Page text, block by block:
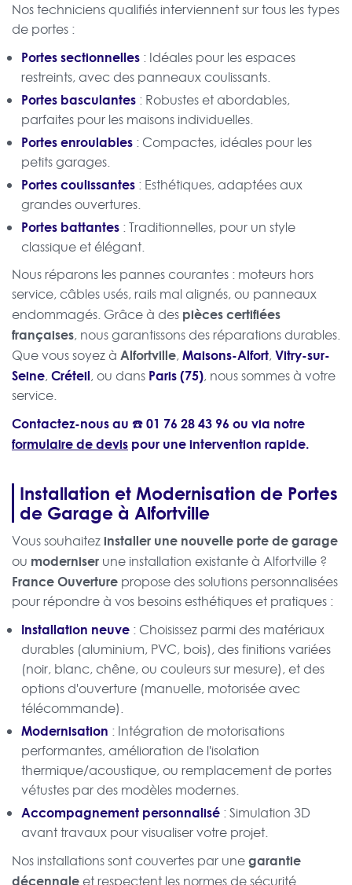
Nos techniciens qualifiés interviennent sur tous les types
de portes :
Portes sectionnelles : Idéales pour les espaces
restreints, avec des panneaux coulissants.
Portes basculantes : Robustes et abordables,
parfaites pour les maisons individuelles.
Portes enroulables : Compactes, idéales pour les
petits garages.
Portes coulissantes : Esthétiques, adaptées aux
grandes ouvertures.
Portes battantes : Traditionnelles, pour un style
classique et élégant.
Nous réparons les pannes courantes : moteurs hors
service, câbles usés, rails mal alignés, ou panneaux
endommagés. Grâce à des pièces certifiées
françaises, nous garantissons des réparations durables.
Que vous soyez à Alfortville, Maisons-Alfort, Vitry-sur-
Seine, Créteil, ou dans Paris (75), nous sommes à votre
service.
Contactez-nous au ☎️01 76 28 43 96 ou via notre
formulaire de devis pour une intervention rapide.
Installation et Modernisation de Portes
de Garage à Alfortville
Vous souhaitezinstaller une nouvelle porte de garage
ou moderniser une installation existante à Alfortville ?
France Ouverture propose des solutions personnalisées
pour répondre à vos besoins esthétiques et pratiques :
Installation neuve : Choisissez parmi des matériaux
durables (aluminium, PVC, bois), des finitions variées
(noir, blanc, chêne, ou couleurs sur mesure), et des
options d'ouverture (manuelle, motorisée avec
télécommande).
Modernisation : Intégration de motorisations
performantes, amélioration de l'isolation
thermique/acoustique, ou remplacement de portes
vétustes par des modèles modernes.
Accompagnement personnalisé : Simulation 3D
avant travaux pour visualiser votre projet.
Nos installations sont couvertes par unegarantie
décennale et respectent les normes de sécurité